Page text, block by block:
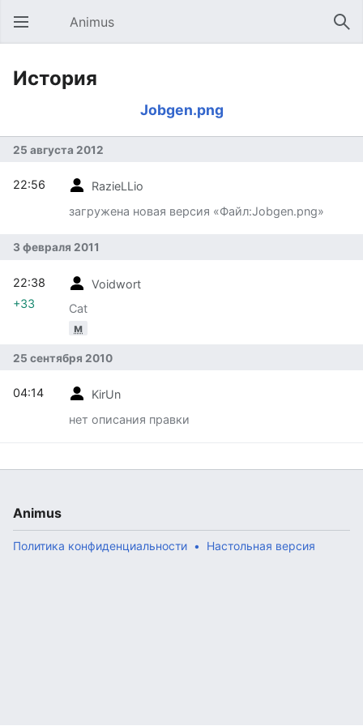
Открыть главное меню Animus
История
Jobgen.png
25 августа 2012
RazieLLio
загружена новая версия «Файл:Jobgen.png»
22:56
3 февраля 2011
Voidwort
Cat
м
22:38
+33
25 сентября 2010
KirUn
нет описания правки
04:14
Animus
Политика конфиденциальности Настольная версия